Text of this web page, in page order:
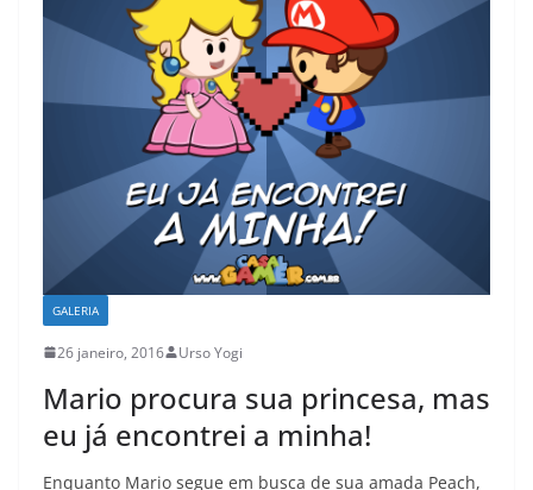
GALERIA
26 janeiro, 2016 Urso Yogi
Mario procura sua princesa, mas
eu já encontrei a minha!
Enquanto Mario segue em busca de sua amada Peach,